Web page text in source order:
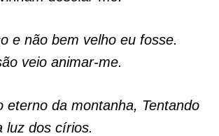
e não bem velho eu fosse.
veio animar-me.
eterno da montanha, Tentando
luz dos círios.